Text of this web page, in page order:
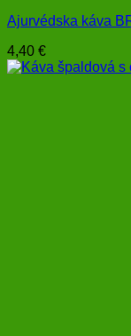
Ajurvédska káva
4,40 €